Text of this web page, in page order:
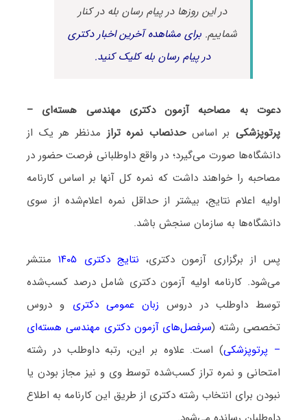
در این روزها در پیام رسان بله در کنار
شماییم.برای مشاهده آخرین اخبار دکتری
در پیام رسان بله کلیک کنید.
دعوت به مصاحبه آزمون دکتری مهندسی هسته‌ای –
پرتوپزشکیبر اساسحدنصاب نمره ترازمدنظر هر یک از
دانشگاه‌ها صورت می‌گیرد؛ در واقع داوطلبانی فرصت حضور در
مصاحبه را خواهند داشت که نمره کل آنها بر اساس کارنامه
اولیه اعلام نتایج، بیشتر از حداقل نمره اعلام‌شده از سوی
دانشگاه‌ها به سازمان سنجش باشد.
پس از برگزاری آزمون دکتری، نتایج دکتری ۱۴۰۵
منتشر
می‌شود. کارنامه اولیه آزمون دکتری شامل درصد کسب‌شده
توسط داوطلب در دروس زبان عمومی دکتری و دروس
تخصصی رشته (سرفصل‌های آزمون دکتری مهندسی هسته‌ای
– پرتوپزشکی) است. علاوه بر این، رتبه داوطلب در رشته
امتحانی و نمره تراز کسب‌شده توسط وی و نیز مجاز بودن یا
نبودن برای انتخاب رشته دکتری از طریق این کارنامه به اطلاع